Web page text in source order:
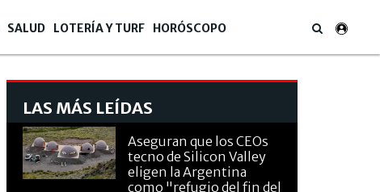
SALUD LOTERÍA Y TURF HORÓSCOPO
LAS MÁS LEÍDAS
Aseguran que los CEOs
tecno de Silicon Valley
eligen la Argentina
como "refugio del fin del